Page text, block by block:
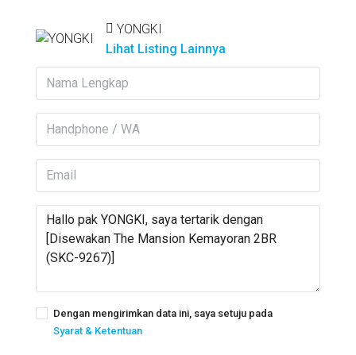
YONGKI
Lihat Listing Lainnya
Dengan mengirimkan data ini, saya setuju pada
Syarat & Ketentuan